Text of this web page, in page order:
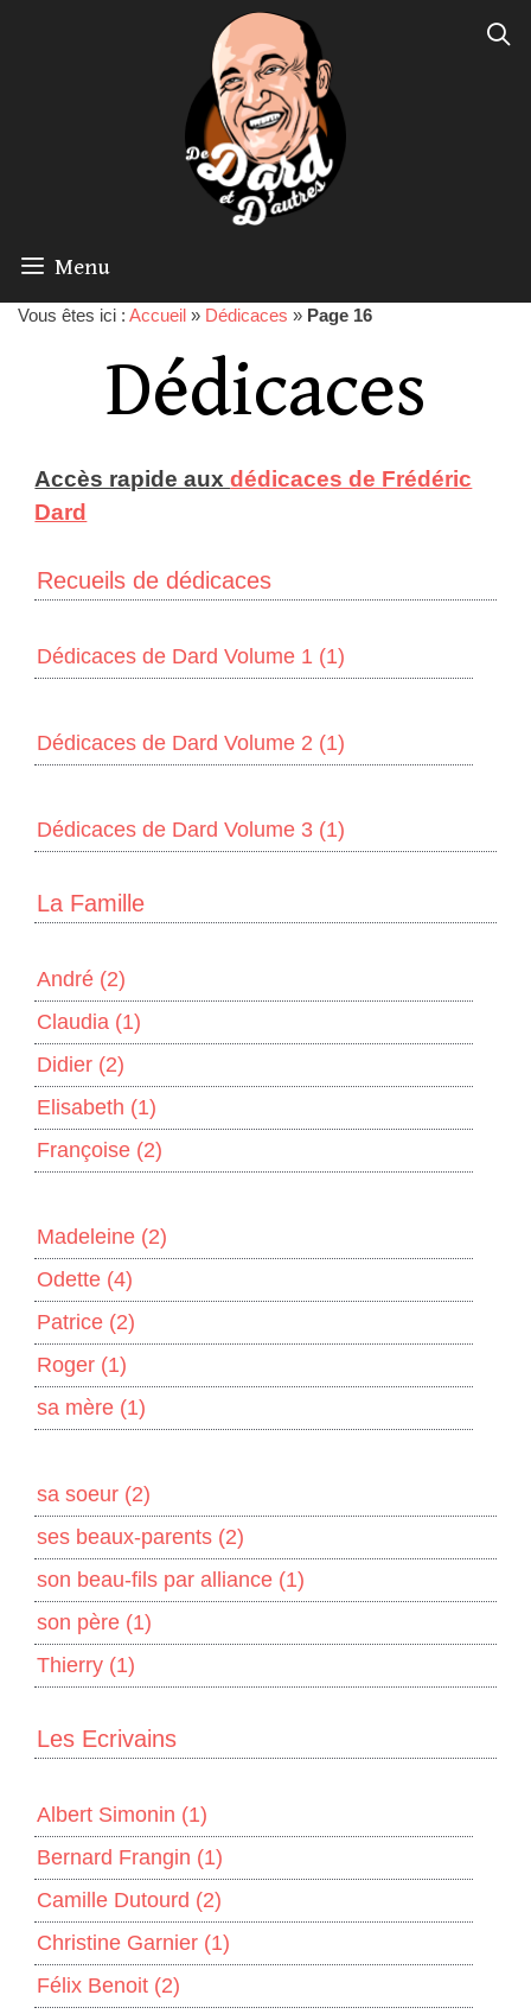
Menu
Vous êtes ici : Accueil » Dédicaces » Page 16
Dédicaces
Accès rapide auxdédicaces de Frédéric
Dard
Recueils de dédicaces
Dédicaces de Dard Volume 1 (1)
Dédicaces de Dard Volume 2 (1)
Dédicaces de Dard Volume 3 (1)
La Famille
André (2)
Claudia (1)
Didier (2)
Elisabeth (1)
Françoise (2)
Madeleine (2)
Odette (4)
Patrice (2)
Roger (1)
sa mère (1)
sa soeur (2)
ses beaux-parents (2)
son beau-fils par alliance (1)
son père (1)
Thierry (1)
Les Ecrivains
Albert Simonin (1)
Bernard Frangin (1)
Camille Dutourd (2)
Christine Garnier (1)
Félix Benoit (2)